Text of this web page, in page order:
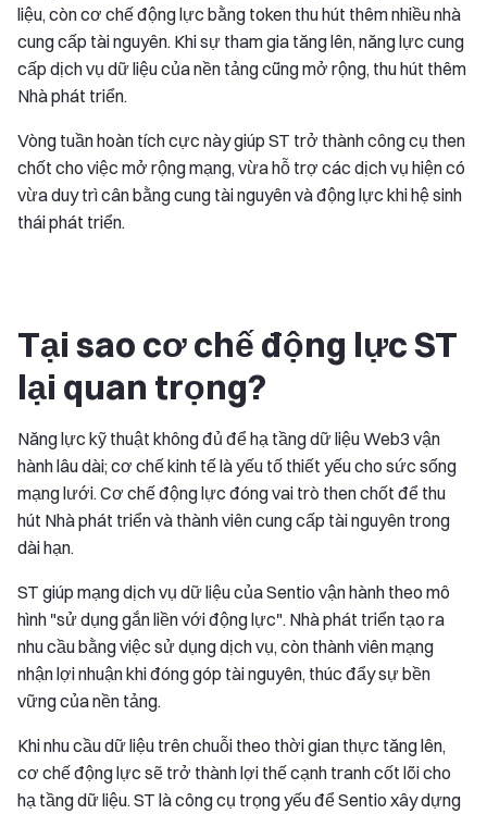
liệu, còn cơ chế động lực bằng token thu hút thêm nhiều nhà
cung cấp tài nguyên. Khi sự tham gia tăng lên, năng lực cung
cấp dịch vụ dữ liệu của nền tảng cũng mở rộng, thu hút thêm
Nhà phát triển.
Vòng tuần hoàn tích cực này giúp ST trở thành công cụ then
chốt cho việc mở rộng mạng, vừa hỗ trợ các dịch vụ hiện có
vừa duy trì cân bằng cung tài nguyên và động lực khi hệ sinh
thái phát triển.
Tại sao cơ chế động lực ST
lại quan trọng?
Năng lực kỹ thuật không đủ để hạ tầng dữ liệu Web3 vận
hành lâu dài; cơ chế kinh tế là yếu tố thiết yếu cho sức sống
mạng lưới. Cơ chế động lực đóng vai trò then chốt để thu
hút Nhà phát triển và thành viên cung cấp tài nguyên trong
dài hạn.
ST giúp mạng dịch vụ dữ liệu của Sentio vận hành theo mô
hình "sử dụng gắn liền với động lực". Nhà phát triển tạo ra
nhu cầu bằng việc sử dụng dịch vụ, còn thành viên mạng
nhận lợi nhuận khi đóng góp tài nguyên, thúc đẩy sự bền
vững của nền tảng.
Khi nhu cầu dữ liệu trên chuỗi theo thời gian thực tăng lên,
cơ chế động lực sẽ trở thành lợi thế cạnh tranh cốt lõi cho
hạ tầng dữ liệu. ST là công cụ trọng yếu để Sentio xây dựng